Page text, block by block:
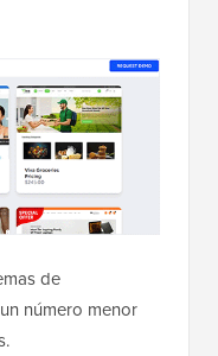
de
número menor